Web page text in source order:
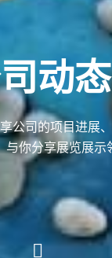
动态
公司的项目进展
你分享展览展示